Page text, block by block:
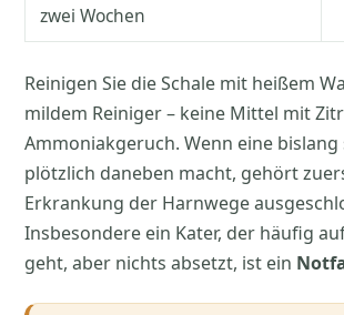
zwei Wochen
Reinigen Sie die Schale mit heißem
mildem Reiniger – keine Mittel mit
Ammoniakgeruch. Wenn eine bislang
plötzlich daneben macht, gehört
Erkrankung der Harnwege
Insbesondere ein Kater, der häufig
geht, aber nichts absetzt, ist ein